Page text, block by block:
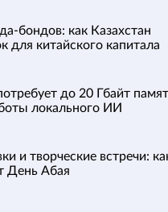
бондов: как Казахстан
для китайского капитала
до 20 Гбайт
локального ИИ
и творческие встречи:
День Абая